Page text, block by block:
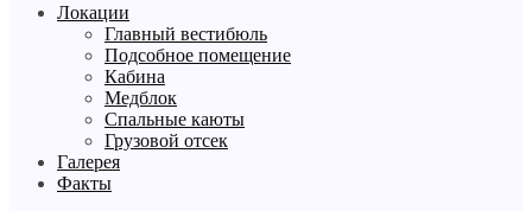
Локации
Главный вестибюль
Подсобное помещение
Кабина
Медблок
Спальные каюты
Грузовой отсек
Галерея
Факты